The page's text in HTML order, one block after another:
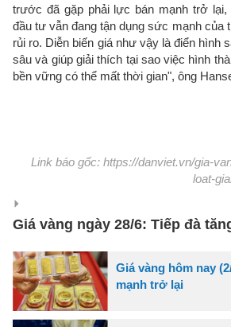
trước đã gặp phải lực bán mạnh trở
đầu tư vẫn đang tận dụng sức mạnh của
rủi ro. Diễn biến giá như vậy là điển hình
sâu và giúp giải thích tại sao việc hình
bền vững có thể mất thời gian", ông
Link báo gốc: https://danviet.vn/gia-
loat-
Giá vàng ngày 28/6: Tiếp đà
Giá vàng hôm nay
mạnh trở lại